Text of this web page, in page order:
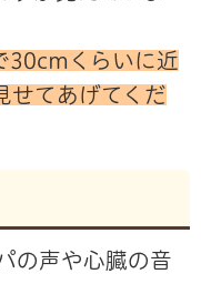
30cmくらいに近
せてあげてくだ
の声や心臓の音